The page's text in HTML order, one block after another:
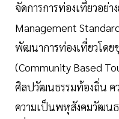
จัดการการท่องเที่ยวอย่
Management
พัฒนาการท่องเที่ยวโด
(Community Based
ศิลปวัฒนธรรมท้องถิ่น ค
ความเป็นพหุสังคมวัฒนธ